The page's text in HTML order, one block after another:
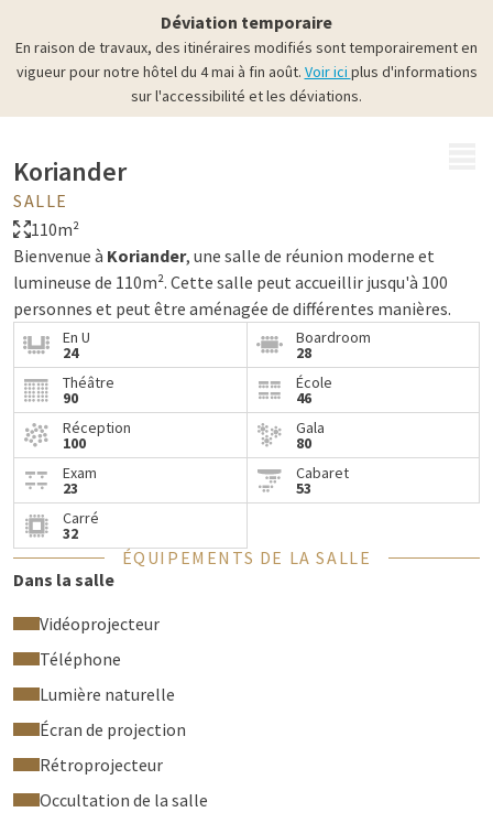
Déviation temporaire
En raison de travaux, des itinéraires modifiés sont temporairement en
vigueur pour notre hôtel du 4 mai à fin août. Voir ici plus d'informations
sur l'accessibilité et les déviations.
Koriander
SALLE
110m²
Bienvenue à Koriander, une salle de réunion moderne et
lumineuse de 110m². Cette salle peut accueillir jusqu'à 100
personnes et peut être aménagée de différentes manières.
En U
24
Boardroom
28
Théâtre
90
École
46
Réception
100
Gala
80
Exam
23
Cabaret
53
Carré
32
ÉQUIPEMENTS DE LA SALLE
Dans la salle
Vidéoprojecteur
Téléphone
Lumière naturelle
Écran de projection
Rétroprojecteur
Occultation de la salle